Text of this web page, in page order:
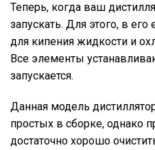
Теперь, когда ваш
запускать. Для этого, в
для кипения жидкости и
Все элементы
запускается.
Данная модель
простых в сборке, однако
достаточно хорошо